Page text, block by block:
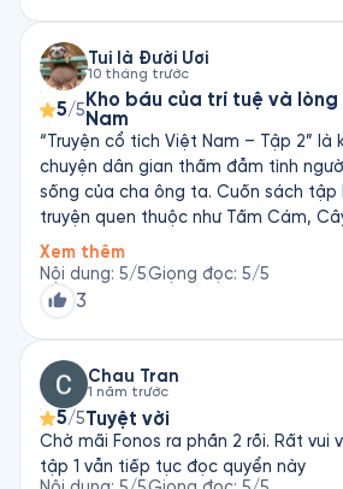
Tui là Đười Ươi
10 tháng trước
5/5 Kho báu của trí tuệ và lòng
Nam
“Truyện cổ tích Việt Nam – Tập 2” là
chuyện dân gian thấm đẫm tình
sống của cha ông ta. Cuốn sách tập
truyện quen thuộc như Tấm Cám,
Dừa, Thạch Sanh, Cây khế… – mỗi
học về lòng nhân hậu, sự công bằng
điều thiện. Dưới lớp vỏ huyền ảo của tiên, quỷ, vật thần
kỳ, truyện cổ Việt Nam phản ánh ước
người dân lao động: người hiền được
trừng phạt, và cái thiện cuối cùng luôn
nghĩa nổi bật: Cuốn sách nuôi dưỡng
nhắc người lớn nhớ rằng điều kỳ diệu
tốt và sự kiên trì.
Xem thêm
Nội dung: 5/5Giọng đọc: 5/5
3
Chau Tran
1 năm trước
5/5Tuyệt vời
Chờ mãi Fonos ra phần 2 rồi. Rất vui
tập 1 vẫn tiếp tục đọc quyển này